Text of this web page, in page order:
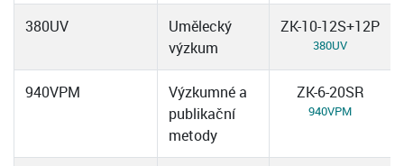
380UV
Umělecký
výzkum
ZK-10-12S+12P
380UV
940VPM
Výzkumné a
publikační
metody
ZK-6-20SR
940VPM